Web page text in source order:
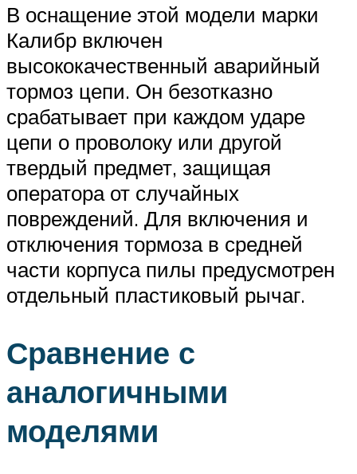
В оснащение этой модели марки
Калибр включен
высококачественный аварийный
тормоз цепи. Он безотказно
срабатывает при каждом ударе
цепи о проволоку или другой
твердый предмет, защищая
оператора от случайных
повреждений. Для включения и
отключения тормоза в средней
части корпуса пилы предусмотрен
отдельный пластиковый рычаг.
Сравнение с
аналогичными
моделями